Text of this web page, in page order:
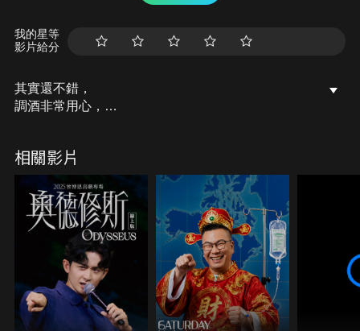
我的星等
影片給分
其實還不錯，
調酒非常用心，
相關影片